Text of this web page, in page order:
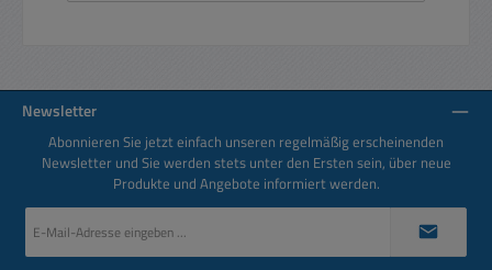
Newsletter
Abonnieren Sie jetzt einfach unseren regelmäßig erscheinenden
Newsletter und Sie werden stets unter den Ersten sein, über neue
Produkte und Angebote informiert werden.
Mail-
Adresse